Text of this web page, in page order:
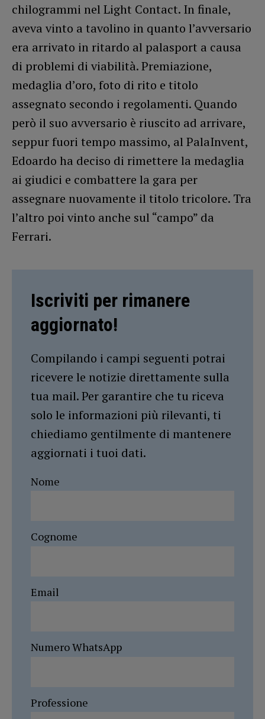
chilogrammi nel Light Contact. In finale,
aveva vinto a tavolino in quanto l’avversario
era arrivato in ritardo al palasport a causa
di problemi di viabilità. Premiazione,
medaglia d’oro, foto di rito e titolo
assegnato secondo i regolamenti. Quando
però il suo avversario è riuscito ad arrivare,
seppur fuori tempo massimo, al PalaInvent,
Edoardo ha deciso di rimettere la medaglia
ai giudici e combattere la gara per
assegnare nuovamente il titolo tricolore. Tra
l’altro poi vinto anche sul “campo” da
Ferrari.
Iscriviti per rimanere
aggiornato!
Compilando i campi seguenti potrai
ricevere le notizie direttamente sulla
tua mail. Per garantire che tu riceva
solo le informazioni più rilevanti, ti
chiediamo gentilmente di mantenere
aggiornati i tuoi dati.
Nome
Cognome
Email
Numero WhatsApp
Professione